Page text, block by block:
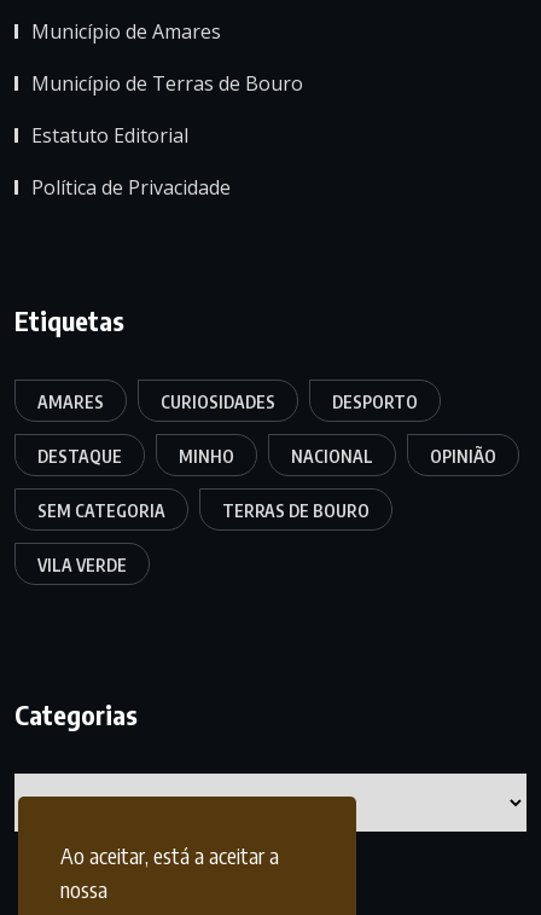
Ao aceitar, está a aceitar a
nossa
Município de Amares
Município de Terras de Bouro
Estatuto Editorial
Política de Privacidade
Etiquetas
AMARES CURIOSIDADES DESPORTO
DESTAQUE MINHO NACIONAL OPINIÃO
SEM CATEGORIA TERRAS DE BOURO
VILA VERDE
Categorias